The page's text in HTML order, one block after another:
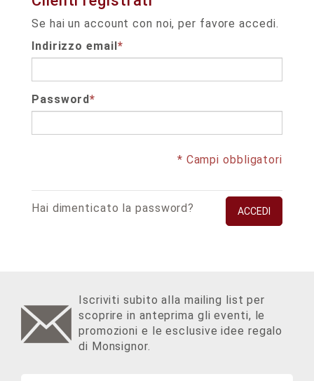
Se hai un account con noi, per favore accedi.
*
Indirizzo email
*
Password
* Campi obbligatori
Hai dimenticato la password? ACCEDI
Iscriviti subito alla mailing list per
scoprire in anteprima gli eventi, le
promozioni e le esclusive idee regalo
di Monsignor.